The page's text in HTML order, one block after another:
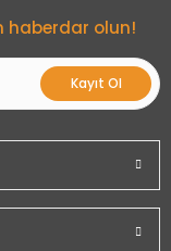
haberdar olun!
Kayıt Ol